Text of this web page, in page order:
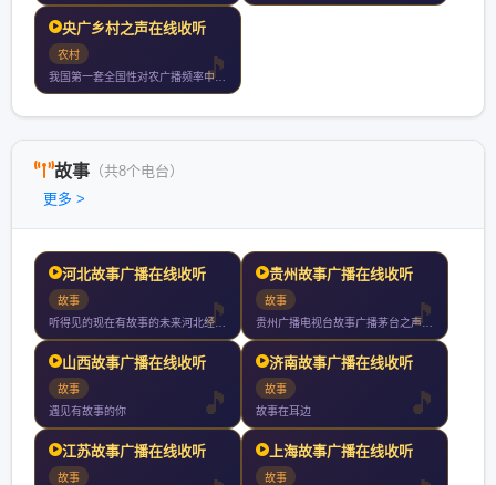
央广乡村之声在线收听
农村
我国第一套全国性对农广播频率中央人民广播电台中国乡村之声于年
故事 （共8个电台）
更多 >
河北故事广播在线收听
故事
听得见的现在有故事的未来河北经济广播讲述燕赵传奇传播河北声音
贵州故事广播在线收听
故事
贵州广播电视台故事广播茅台之声于年月日经国家广电总局正式批准
山西故事广播在线收听
故事
遇见有故事的你
济南故事广播在线收听
故事
故事在耳边
江苏故事广播在线收听
故事
上海故事广播在线收听
故事